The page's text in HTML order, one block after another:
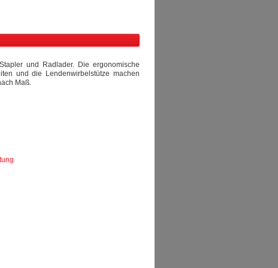
und Radlader. Die ergonomische
und die Lendenwirbelstütze machen
Maß.